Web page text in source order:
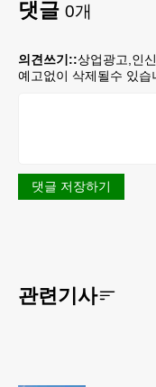
댓글 0개
의견쓰기::상업광고,인
예고없이 삭제될수 있습
댓글 저장하기
관련기사